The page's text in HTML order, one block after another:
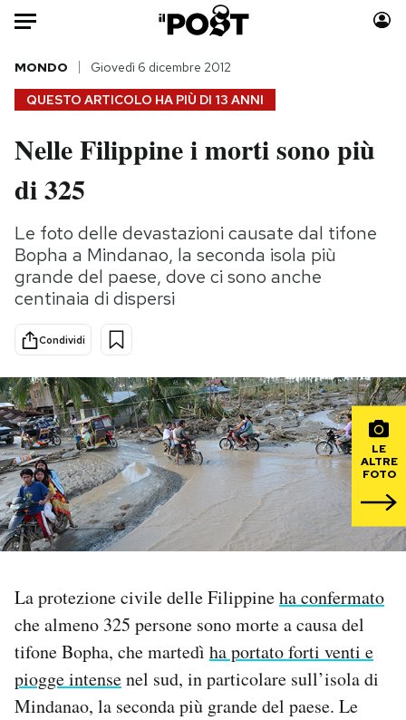
Auto
HOME
Italia
Politica
Tecnologia
Internet
Scienza
Cultura
Economia
Moda
Storie/Idee
Ok Boomer!
Media
PODCAST
NEWSLETTER
SHOP
CALENDARIO
QUESTO ARTICOLO HA PIÙ DI 13 ANNI
MONDO Giovedì 6 dicembre 2012
Nelle Filippine i morti sono più
di 325
Le foto delle devastazioni causate dal tifone
Bopha a Mindanao, la seconda isola più
grande del paese, dove ci sono anche
centinaia di dispersi
Condividi
LE
ALTRE
FOTO
La protezione civile delle Filippineha confermato
che almeno 325 persone sono morte a causa del
tifone Bopha, che martedì ha portato forti venti e
piogge intensenel sud, in particolare sull’isola di
Mindanao, la seconda più grande del paese. Le